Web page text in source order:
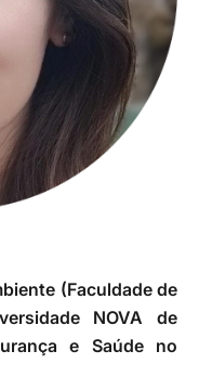
(Faculdade de
NOVA de
e Saúde no